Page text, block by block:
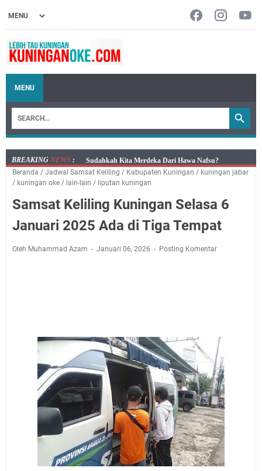
MENU
BREAKING NEWS :
Info Sembako di Pasar Kepuh Kuningan Kamis 6
Agustus 2026, Daging Naik, Telur Turun
2026 Ada Tiga Acara
Kamis 6 Agustus 2026 Mobil Samling Ada di Alun-alun
Luragung, Ini Persyaratan dan Besaran Biayanya
Layanan Mobil Samsat Keliling Kuningan Kamis 6
Kuningan Kamis 6 Agustus 2026
Agenda Kegiatan Bupati, Wabup dan Sekda Kuningan
Rabu 5 Agustus 2026 Masing-masing Dua Acara
Ini Lokasi Samling Kuningan Rabu 5 Agustus 2026
Uniku Jadi Tuan Rumah Pendampingan Penyusunan
Dokumen SPMI
Sudahkah Kita Merdeka Dari Hawa Nafsu?
Beranda / Jadwal Samsat Keliling / Kabupaten Kuningan / kuningan jabar
/ kuningan oke / lain-lain / liputan kuningan
Samsat Keliling Kuningan Selasa 6
Januari 2025 Ada di Tiga Tempat
Oleh Muhammad Azam Januari 06, 2026 Posting Komentar